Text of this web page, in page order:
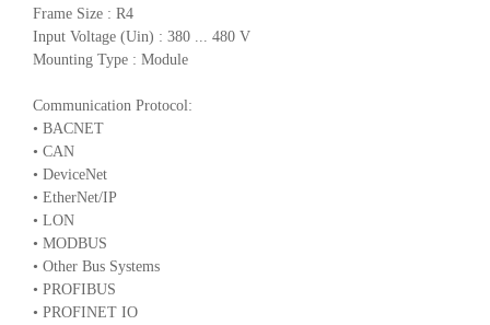
Frame Size : R4
Input Voltage (Uin) : 380 ... 480 V
Mounting Type : Module
Communication Protocol:
• BACNET
• CAN
• DeviceNet
• EtherNet/IP
• LON
• MODBUS
• Other Bus Systems
• PROFIBUS
• PROFINET IO